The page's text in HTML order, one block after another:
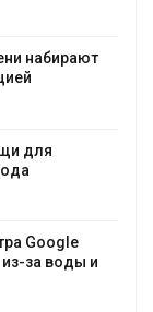
набирают
для
Google
за воды и